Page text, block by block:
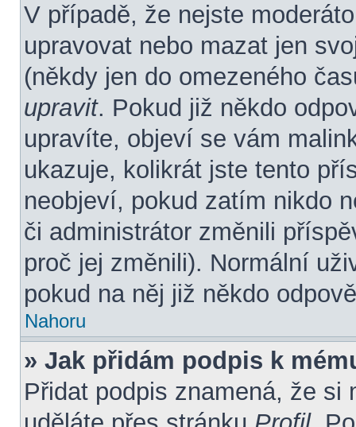
V případě, že nejste
upravovat nebo mazat jen
(někdy jen do omezeného
upravit. Pokud již někdo
upravíte, objeví se vám
ukazuje, kolikrát jste tento
neobjeví, pokud zatím nikdo
či administrátor změnili
proč jej změnili). Normální
pokud na něj již někdo
Nahoru
» Jak přidám podpis k
Přidat podpis znamená, že